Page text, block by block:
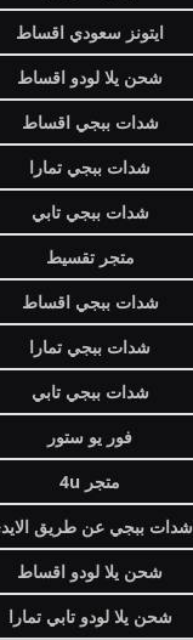
ايتونز سعودي اقساط
شحن يلا لودو اقساط
شدات ببجي اقساط
شدات ببجي تمارا
شدات ببجي تابي
متجر تقسيط
شدات ببجي اقساط
شدات ببجي تمارا
شدات ببجي تابي
فور يو ستور
متجر 4u
شدات ببجي عن طريق
شحن يلا لودو اقساط
شحن يلا لودو تابي تمارا